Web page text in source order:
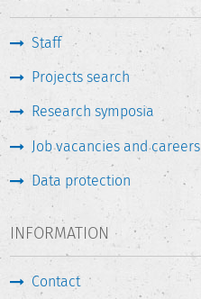
Staff
Projects search
Research symposia
Job vacancies and careers
Data protection
INFORMATION
Contact